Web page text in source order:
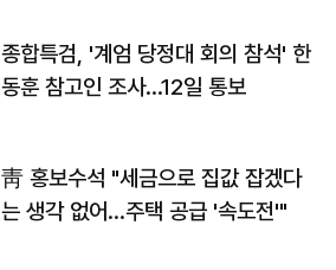
종합특검, '계엄 당정대 회의 참석' 한
동훈 참고인 조사...12일 통보
靑 홍보수석 "세금으로 집값 잡겠다
는 생각 없어…주택 공급 '속도전'"